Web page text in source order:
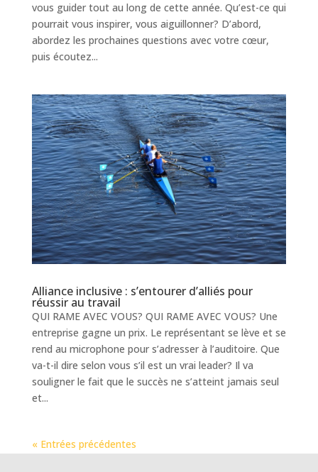
vous guider tout au long de cette année. Qu’est-ce qui
pourrait vous inspirer, vous aiguillonner? D’abord,
abordez les prochaines questions avec votre cœur,
puis écoutez...
Alliance inclusive : s’entourer d’alliés pour
réussir au travail
QUI RAME AVEC VOUS? QUI RAME AVEC VOUS? Une
entreprise gagne un prix. Le représentant se lève et se
rend au microphone pour s’adresser à l’auditoire. Que
va-t-il dire selon vous s’il est un vrai leader? Il va
souligner le fait que le succès ne s’atteint jamais seul
et...
« Entrées précédentes